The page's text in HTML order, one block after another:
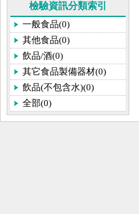
檢驗資訊分類索引
一般食品(0)
其他食品(0)
飲品/酒(0)
其它食品製備器材(0)
飲品(不包含水)(0)
全部(0)